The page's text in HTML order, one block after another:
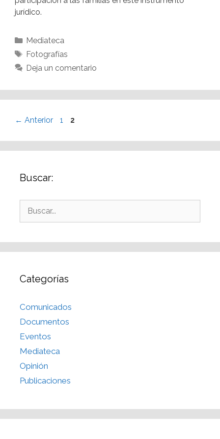
jurídico.
Mediateca
Fotografías
Deja un comentario
← Anterior 1 2
Buscar:
Categorías
Comunicados
Documentos
Eventos
Mediateca
Opinión
Publicaciones